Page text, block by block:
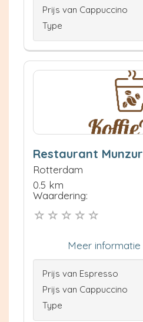
Prijs van Cappuccino
Type
Restaurant Munzur
Rotterdam
0.5 km
Waardering:
Meer informatie
Prijs van Espresso
Prijs van Cappuccino
Type